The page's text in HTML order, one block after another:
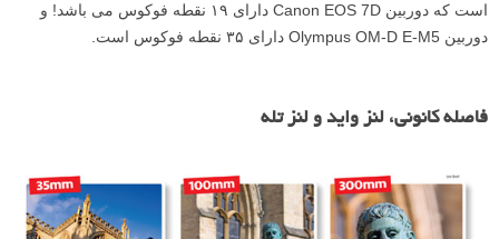
است که دوربین Canon EOS 7D دارای ۱۹ نقطه فوکوس می باشد! و
دوربین Olympus OM-D E-M5 دارای ۳۵ نقطه فوکوس است.
فاصله کانونی، لنز واید و لنز تله